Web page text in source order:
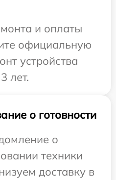
и оплаты
официальную
устройства
лет.
о готовности
о
техники
доставку в